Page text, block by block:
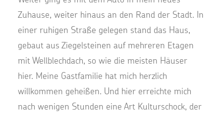
Zuhause, weiter hinaus an den Rand der Stadt. In
einer ruhigen Straße gelegen stand das Haus,
gebaut aus Ziegelsteinen auf mehreren Etagen
mit Wellblechdach, so wie die meisten Häuser
hier. Meine Gastfamilie hat mich herzlich
willkommen geheißen. Und hier erreichte mich
nach wenigen Stunden eine Art Kulturschock, der